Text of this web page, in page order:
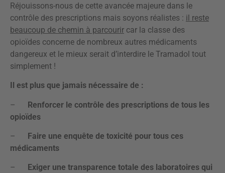
Réjouissons-nous de cette avancée majeure dans le
contrôle des prescriptions mais soyons réalistes : il reste
beaucoup de chemin à parcourir car la classe des
opioïdes concerne de nombreux autres médicaments
dangereux et le mieux serait d’interdire le Tramadol tout
simplement !
Il est plus que jamais nécessaire de :
– Renforcer le contrôle des prescriptions de tous les
opioïdes
– Faire une enquête de toxicité pour tous ces
médicaments
–
Exiger une transparence totale des laboratoires qui